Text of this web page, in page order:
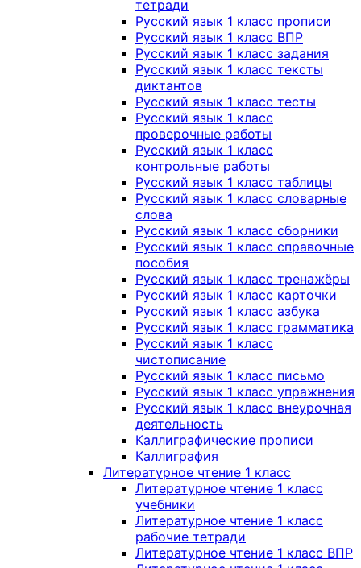
тетради
Русский язык 1 класс прописи
Русский язык 1 класс ВПР
Русский язык 1 класс задания
Русский язык 1 класс тексты
диктантов
Русский язык 1 класс тесты
Русский язык 1 класс
проверочные работы
Русский язык 1 класс
контрольные работы
Русский язык 1 класс таблицы
Русский язык 1 класс словарные
слова
Русский язык 1 класс сборники
Русский язык 1 класс справочные
пособия
Русский язык 1 класс тренажёры
Русский язык 1 класс карточки
Русский язык 1 класс азбука
Русский язык 1 класс грамматика
Русский язык 1 класс
чистописание
Русский язык 1 класс письмо
Русский язык 1 класс упражнения
Русский язык 1 класс внеурочная
деятельность
Каллиграфические прописи
Каллиграфия
Литературное чтение 1 класс
Литературное чтение 1 класс
учебники
Литературное чтение 1 класс
рабочие тетради
Литературное чтение 1 класс ВПР